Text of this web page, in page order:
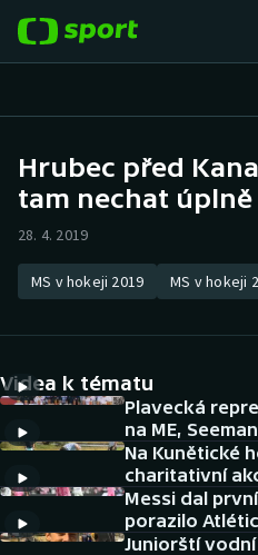
Hokej
Atletika
DALŠÍ SPORTY
Americký fotbal
Baseball a softbal
NEPŘEHLÉDNĚTE
Hrubec před
tam nechat
28. 4. 2019
MS v hokeji 2019 MS v hokeji
Videa k tématu
Plavecká
na ME,
Na Kunětické
charitativní
Messi dal
porazilo
Juniorští vodní